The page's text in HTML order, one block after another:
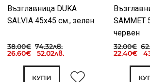
Възглавница DUKA
SALVIA 45x45 см., зелен
38.00€ 74.32лв.
26.60€ 52.02лв.
КУПИ
SAMMET
червен
32.00€
22.40€